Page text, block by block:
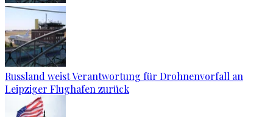
Russland weist Verantwortung für Drohnenvorfall an
Leipziger Flughafen zurück